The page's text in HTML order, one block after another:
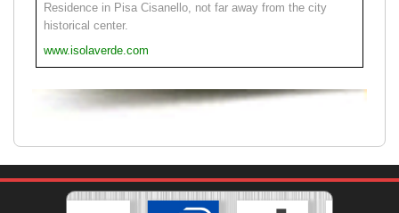
Residence in Pisa Cisanello, not far away from the city
historical center.
www.isolaverde.com